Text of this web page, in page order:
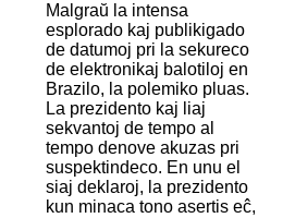
Malgraŭ la intensa
esplorado kaj publikigado
de datumoj pri la sekureco
de elektronikaj balotiloj en
Brazilo, la polemiko pluas.
La prezidento kaj liaj
sekvantoj de tempo al
tempo denove akuzas pri
suspektindeco. En unu el
siaj deklaroj, la prezidento
kun minaca tono asertis eĉ,